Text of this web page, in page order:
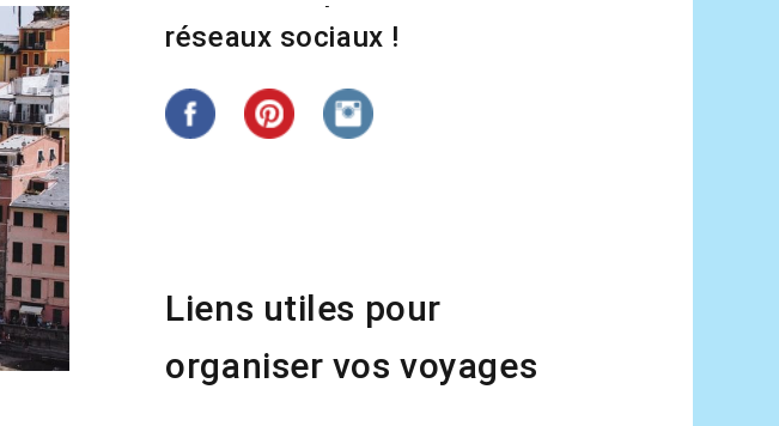
réseaux sociaux !
Liens utiles pour
organiser vos voyages